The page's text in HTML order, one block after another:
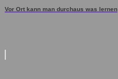
Vor Ort kann man durchaus was lernen